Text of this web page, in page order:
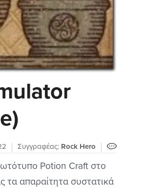
Συγγραφέας: Rock Hero
Potion Craft στο
τα απαραίτητα συστατικά